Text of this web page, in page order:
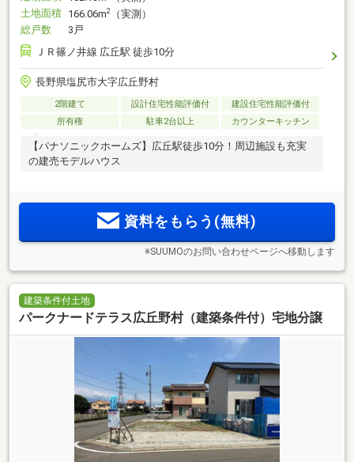
土地面積 166.06m2
（実測）
総戸数
3戸
ＪＲ篠ノ井線 広丘駅 徒歩10分
長野県塩尻市大字広丘野村
2階建て 設計住宅性能評価付
建設住宅性能評価付
所有権
駐車2台以上 カウンターキッチン
【パナソニックホームズ】広丘駅徒歩10分！周辺施設も充実
の建売モデルハウス
資料をもらう(無料)
※SUUMOのお問い合わせページへ移動します
建築条件付土地
パークナードテラス広丘野村（建築条件付）宅地分譲